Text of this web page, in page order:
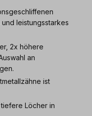
leistungsstarkes
2x höhere
an
ist
Löcher in